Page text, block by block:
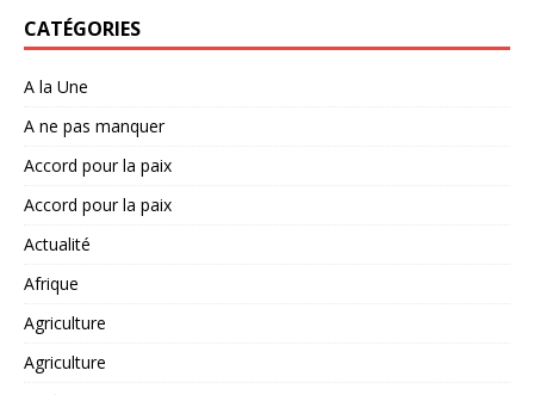
CATÉGORIES
A la Une
A ne pas manquer
Accord pour la paix
Accord pour la paix
Actualité
Afrique
Agriculture
Agriculture